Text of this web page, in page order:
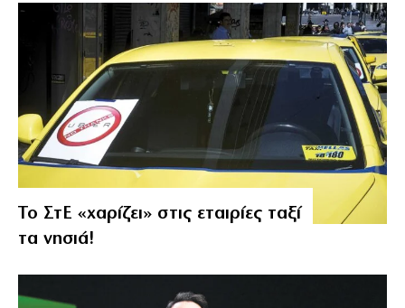
Το ΣτΕ «χαρίζει» στις εταιρίες ταξί
τα νησιά!